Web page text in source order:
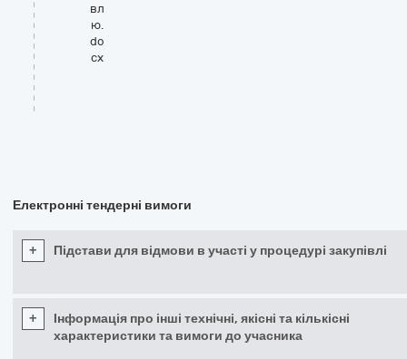
вл
ю.
do
cx
Електронні тендерні вимоги
+ Підстави для відмови в участі у процедурі закупівлі
+
Інформація про інші технічні, якісні та кількісні
характеристики та вимоги до учасника